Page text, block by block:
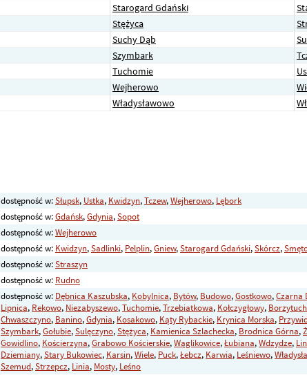
Starogard Gdański
Stężyca
Suchy Dąb
Szymbark
Tuchomie
Wejherowo
Władysławowo
dostępność w:Słupsk, Ustka, Kwidzyn,Tczew,Wejherowo, Lębork
dostępność w:Gdańsk,Gdynia,Sopot
dostępność w:Wejherowo
dostępność w: Kwidzyn,Sadlinki, Pelplin,Gniew,Starogard Gdański,Skórcz,
dostępność w:Straszyn
dostępność w: Rudno
dostępność w: Dębnica Kaszubska, Kobylnica, Bytów, Budowo,Gostkowo,Czarna
Lipnica, Rekowo, Niezabyszewo,Tuchomie,Trzebiatkowa, Kołczygłowy,
Chwaszczyno, Banino,Gdynia, Kosakowo, Kąty Rybackie, Krynica Morska,
Szymbark,Gołubie,Sulęczyno,Stężyca, Kamienica Szlachecka, Brodnica Górna,
Gowidlino, Kościerzyna,Grabowo Kościerskie,Wąglikowice,Łubiana,Wdzydze,
Dziemiany,Stary Bukowiec, Karsin,Wiele, Puck,Łebcz, Karwia, Leśniewo,
Szemud,Strzepcz, Linia, Mosty, Leśno